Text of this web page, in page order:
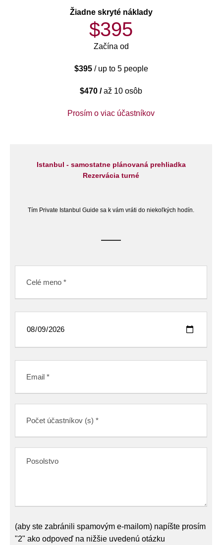
Žiadne skryté náklady
$395
Začína od
$395/ up to 5 people
$470 /až 10 osôb
Prosím o viac účastníkov
Istanbul - samostatne plánovaná prehliadka
Rezervácia turné
Tím Private Istanbul Guide sa k vám vráti do niekoľkých hodín.
(aby ste zabránili spamovým e-mailom) napíšte prosím
"2" ako odpoveď na nižšie uvedenú otázku